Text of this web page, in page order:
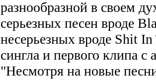
разнообразной в своем
серьезных песен вроде
несерьезных вроде Shit
сингла и первого клипа
"Несмотря на новые